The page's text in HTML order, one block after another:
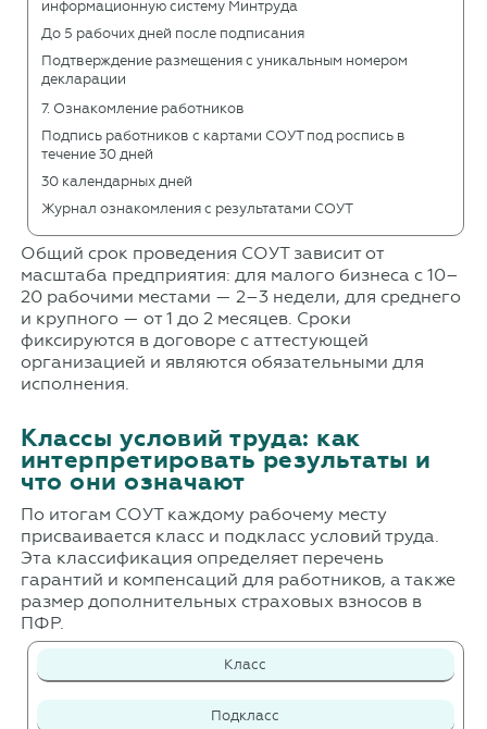
информационную систему Минтруда
До 5 рабочих дней после подписания
Подтверждение размещения с уникальным номером
декларации
7. Ознакомление работников
Подпись работников с картами СОУТ под роспись в
течение 30 дней
30 календарных дней
Журнал ознакомления с результатами СОУТ
Общий срок проведения СОУТ зависит от
масштаба предприятия: для малого бизнеса с 10–
20 рабочими местами — 2–3 недели, для среднего
и крупного — от 1 до 2 месяцев. Сроки
фиксируются в договоре с аттестующей
организацией и являются обязательными для
исполнения.
Классы условий труда: как
интерпретировать результаты и
что они означают
По итогам СОУТ каждому рабочему месту
присваивается класс и подкласс условий труда.
Эта классификация определяет перечень
гарантий и компенсаций для работников, а также
размер дополнительных страховых взносов в
ПФР.
Класс
Подкласс